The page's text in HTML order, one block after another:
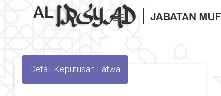
Toggle navigation
Detail Keputusan Fatwa